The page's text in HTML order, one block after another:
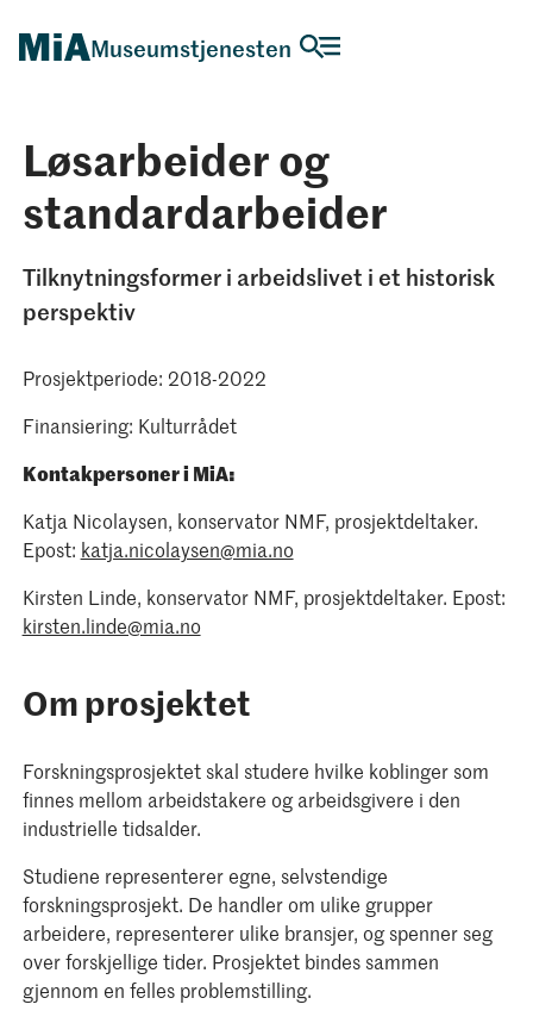
Museumstjenesten
Løsarbeider og
standardarbeider
Tilknytningsformer i arbeidslivet i et historisk
perspektiv
Prosjektperiode: 2018-2022
Finansiering: Kulturrådet
Kontakpersoner i MiA:
Katja Nicolaysen, konservator NMF, prosjektdeltaker.
Epost: katja.nicolaysen@mia.no
Kirsten Linde, konservator NMF, prosjektdeltaker. Epost:
kirsten.linde@mia.no
Om prosjektet
Forskningsprosjektet skal studere hvilke koblinger som
finnes mellom arbeidstakere og arbeidsgivere i den
industrielle tidsalder.
Studiene representerer egne, selvstendige
forskningsprosjekt. De handler om ulike grupper
arbeidere, representerer ulike bransjer, og spenner seg
over forskjellige tider. Prosjektet bindes sammen
gjennom en felles problemstilling.